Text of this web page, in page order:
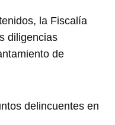
la Fiscalía
diligencias
de